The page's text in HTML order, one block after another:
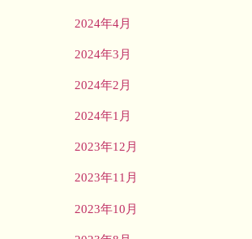
2024年4月
2024年3月
2024年2月
2024年1月
2023年12月
2023年11月
2023年10月